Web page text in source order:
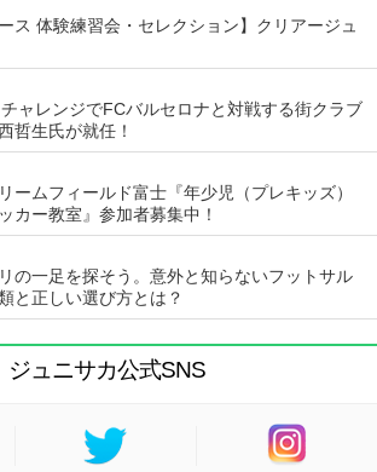
ス 体験練習会・セレクション】クリアージュ
ャレンジでFCバルセロナと対戦する街クラブ
哲生氏が就任！
ームフィールド富士『年少児（プレキッズ）
カー教室』参加者募集中！
の一足を探そう。意外と知らないフットサル
と正しい選び方とは？
ジュニサカ公式SNS